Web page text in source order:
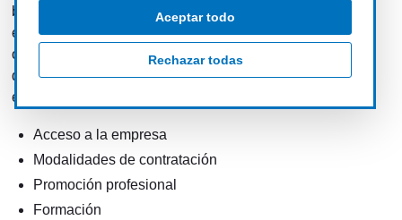
buscar mejoras continuas en la política de igualdad de la
empresa. El objetivo es fomentar la igualdad de
oportunidades y de avances entre los hombres y mujeres
de Giahsa. El Plan de Igualdad de Giahsa se está
elaborando desde las siguientes premisas:
Acceso a la empresa
Modalidades de contratación
Promoción profesional
Formación
Aceptar todo
Rechazar todas